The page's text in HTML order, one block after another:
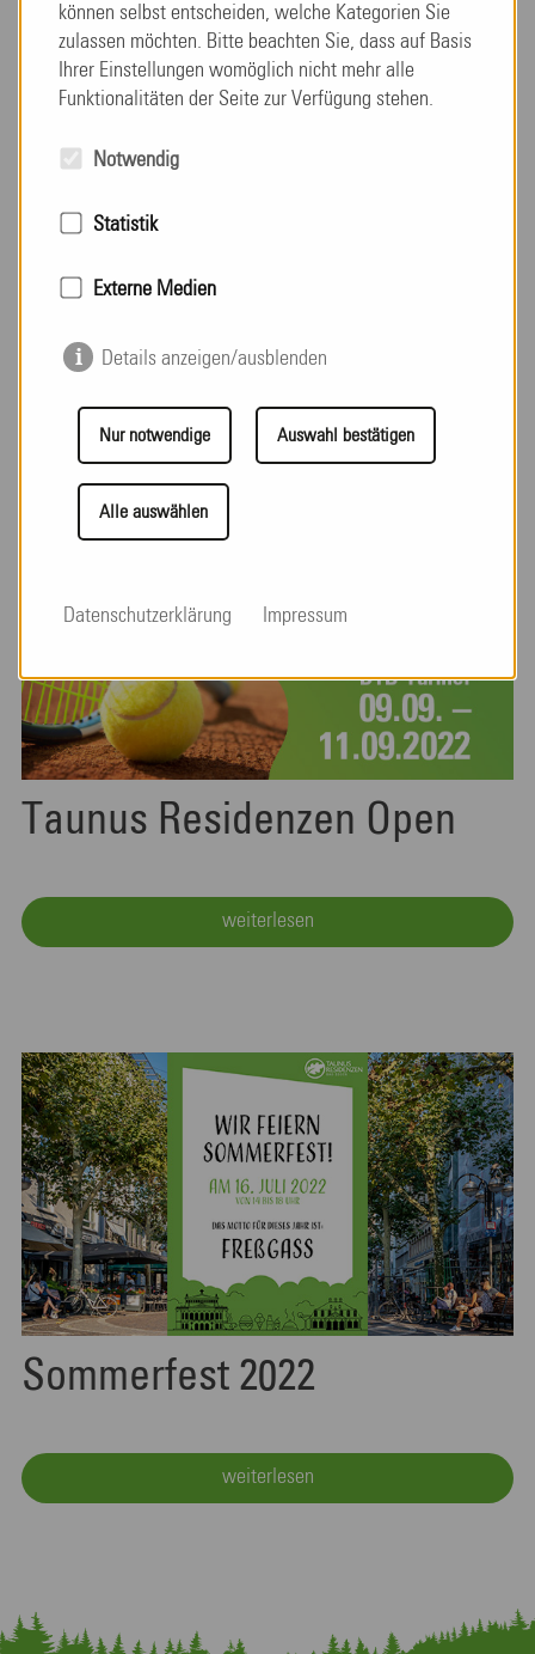
Sommerfest 2023
weiterlesen
Taunus Residenzen Open
weiterlesen
Sommerfest 2022
weiterlesen
können selbst entscheiden, welche Kategorien Sie
zulassen möchten. Bitte beachten Sie, dass auf Basis
Ihrer Einstellungen womöglich nicht mehr alle
Funktionalitäten der Seite zur Verfügung stehen.
Notwendig
Statistik
Externe Medien
Details anzeigen/ausblenden
Nur notwendige Auswahl bestätigen
Alle auswählen
Datenschutzerklärung Impressum